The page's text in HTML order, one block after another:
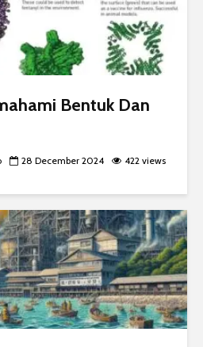
Bentuk Dan
28 December 2024 422 views